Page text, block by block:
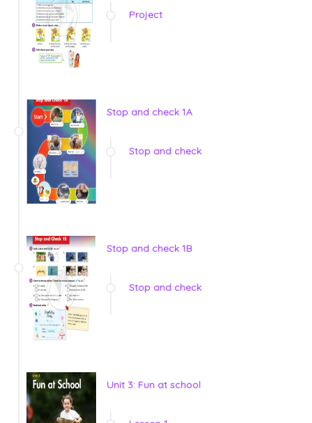
Project
Stop and check 1A
Stop and check
Stop and check 1B
Stop and check
Unit 3: Fun at school